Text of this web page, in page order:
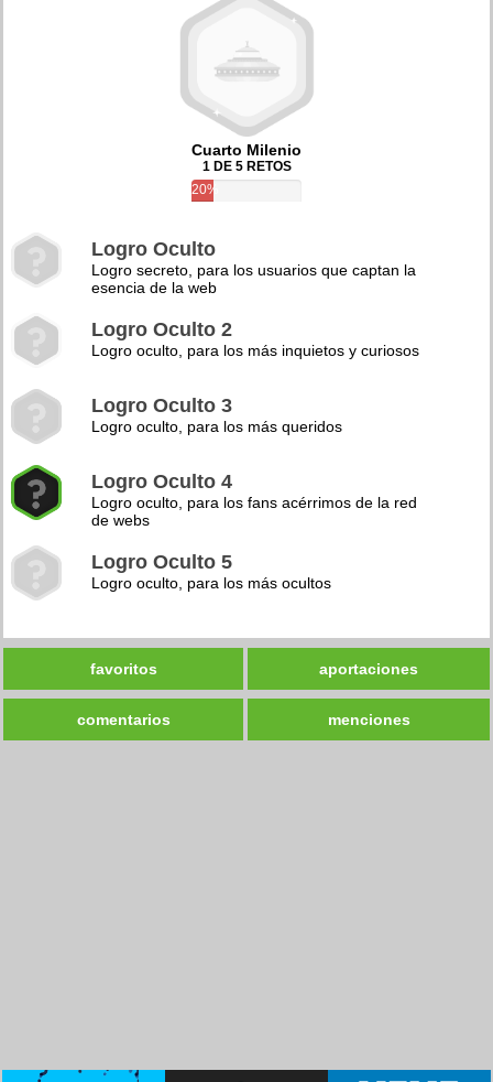
Cuarto Milenio
1 DE 5 RETOS
20%
Logro Oculto
Logro secreto, para los usuarios que captan la
esencia de la web
Logro Oculto 2
Logro oculto, para los más inquietos y curiosos
Logro Oculto 3
Logro oculto, para los más queridos
Logro Oculto 4
Logro oculto, para los fans acérrimos de la red
de webs
Logro Oculto 5
Logro oculto, para los más ocultos
favoritos aportaciones
comentarios menciones